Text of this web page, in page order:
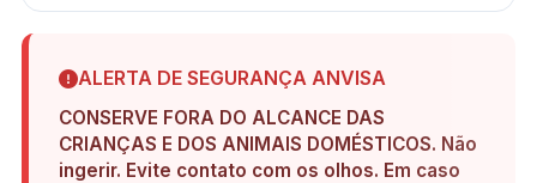
ALERTA DE SEGURANÇA ANVISA
CONSERVE FORA DO ALCANCE DAS
CRIANÇAS E DOS ANIMAIS DOMÉSTICOS. Não
ingerir. Evite contato com os olhos. Em caso